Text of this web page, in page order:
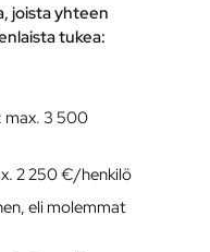
joista yhteen
tukea:
max. 3 500
2 250 €/henkilö
eli molemmat